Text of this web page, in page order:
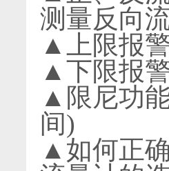
测量反向
▲上限报
▲下限报
▲限尼功
间)
▲如何正